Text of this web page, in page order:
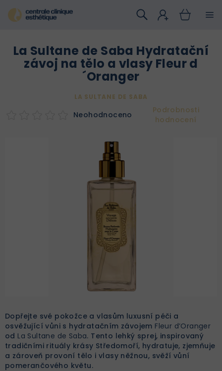
na
obsah
Dopřejte své pokožce a vlasům luxusní péči a
osvěžující vůni s hydratačním závojem Fleur d’Oranger
od La Sultane de Saba. Tento lehký sprej, inspirovaný
tradičními rituály krásy Středomoří, hydratuje, zjemňuje
a zároveň provoní tělo i vlasy něžnou, svěží vůní
pomerančového květu.
La Sultane de Saba Hydratační
závoj na tělo a vlasy Fleur d
´Oranger
LA SULTANE DE SABA
Neohodnoceno
Podrobnosti
hodnocení